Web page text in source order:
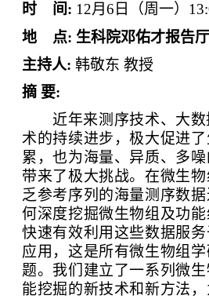
时
间: 12月6 日（周一） 13
地
点: 生科院邓佑才报告厅
主持人: 韩敬东 教授
摘 要:
近年来测序技术、大
术的持续进步，极大促进
累，也为海量、异质、多
带来了极大挑战。在微生
乏参考序列的海量测序数
何深度挖掘微生物组及功
快速有效利用这些数据服
应用，这是所有微生物组
题。我们建立了一系列微
能挖掘的新技术和新方法